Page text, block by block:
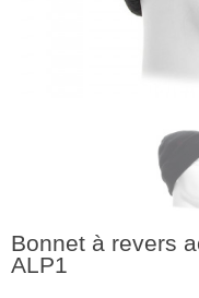
Bonnet à revers
ALP1